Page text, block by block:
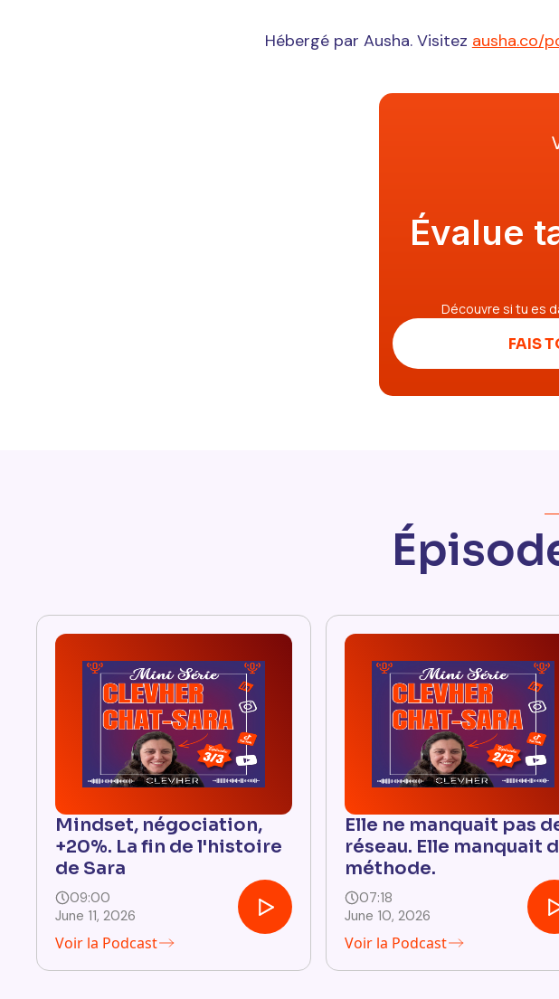
Hébergé par Ausha. Visitez ausha.co/
Évalue
Découvre si tu es
FAIS
Mindset, négociation,
+20%. La fin de l'histoire
de Sara
09:00
June 11, 2026
Voir la Podcast
Elle ne manquait pas
réseau. Elle manquait
méthode.
07:18
June 10, 2026
Voir la Podcast